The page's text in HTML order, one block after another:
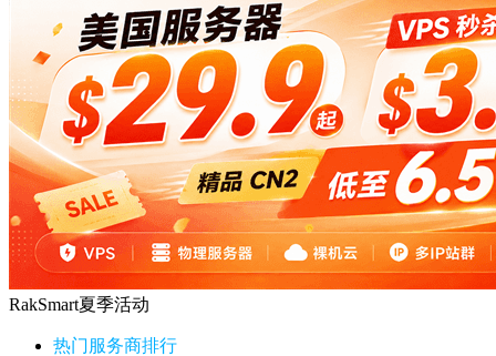
RakSmart夏季活动
热门服务商排行